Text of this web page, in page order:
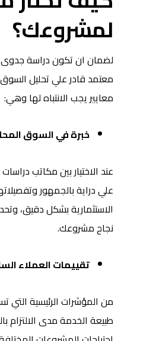
لمشروعك؟
لضمان ان تكون دراسة جدوى
معتمد قادر علي تحليل
معايير يجب الانتباه لها وهي:
خبرة في السوق
عند الاختيار بين مكاتب
علي دراية بالجمهور
الاستثمارية بشكل دقيق،
نجاح مشروعك.
تقييمات العملاء
من المؤشرات الرئيسية
طبيعة الخدمة مدى الالتزام